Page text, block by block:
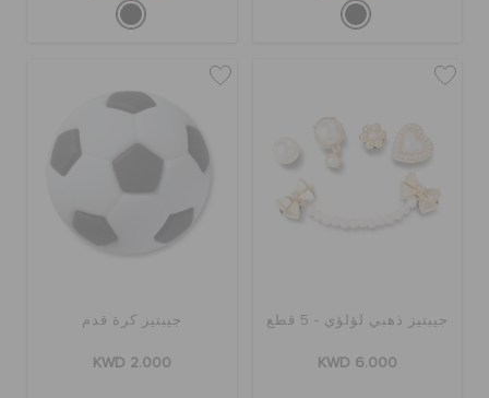
جيبتيز ذهبي لؤلؤي - 5 قطع
KWD 6.000
جيبتيز كرة قدم
KWD 2.000